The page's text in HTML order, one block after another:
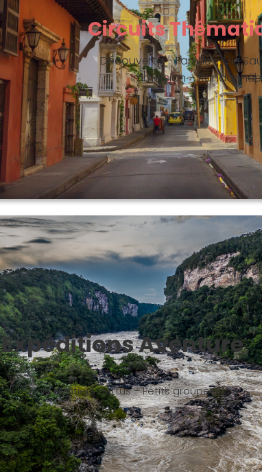
Circuits
Découverte – Famille – Vie
Immersion – Randonnée
Expéditions Aventure
Hors Sentiers Battus – Petits groupes